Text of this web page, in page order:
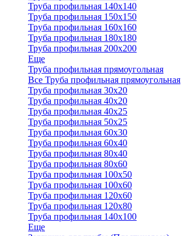
Труба профильная 140х140
Труба профильная 150х150
Труба профильная 160х160
Труба профильная 180х180
Труба профильная 200х200
Еще
Труба профильная прямоугольная
Все Труба профильная прямоугольная
Труба профильная 30x20
Труба профильная 40х20
Труба профильная 40х25
Труба профильная 50х25
Труба профильная 60х30
Труба профильная 60х40
Труба профильная 80х40
Труба профильная 80х60
Труба профильная 100х50
Труба профильная 100х60
Труба профильная 120х60
Труба профильная 120х80
Труба профильная 140х100
Еще